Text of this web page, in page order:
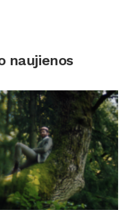
naujienos